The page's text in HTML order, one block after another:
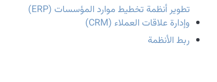
تطوير أنظمة تخطيط موارد المؤسسات (ERP)
وإدارة علاقات العملاء (CRM)
ربط الأنظمة